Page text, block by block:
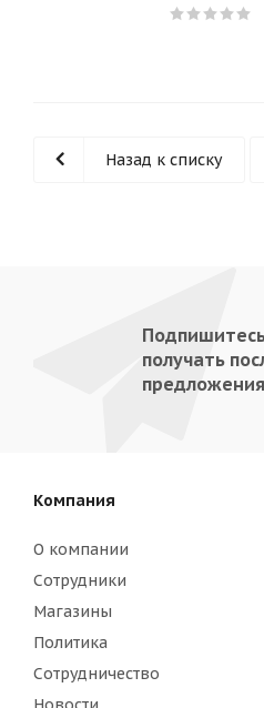
Назад к списку
получать
Компания
О компании
Сотрудники
Магазины
Политика
Сотрудничество